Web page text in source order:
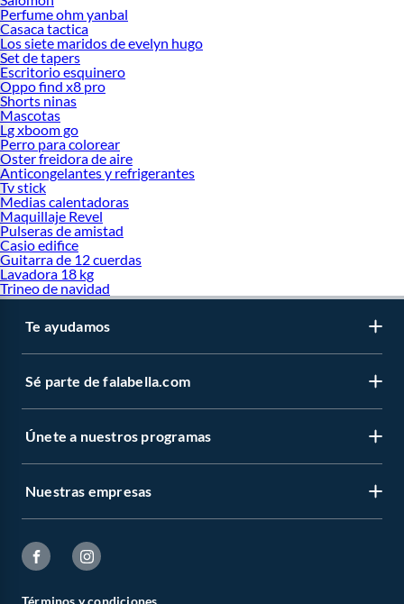
Perfume ohm yanbal
Casaca tactica
Los siete maridos de evelyn hugo
Set de tapers
Escritorio esquinero
Oppo find x8 pro
Shorts ninas
Mascotas
Lg xboom go
Perro para colorear
Oster freidora de aire
Anticongelantes y refrigerantes
Tv stick
Medias calentadoras
Maquillaje Revel
Pulseras de amistad
Casio edifice
Guitarra de 12 cuerdas
Lavadora 18 kg
Trineo de navidad
Te ayudamos
Sé parte de falabella.com
Únete a nuestros programas
Nuestras empresas